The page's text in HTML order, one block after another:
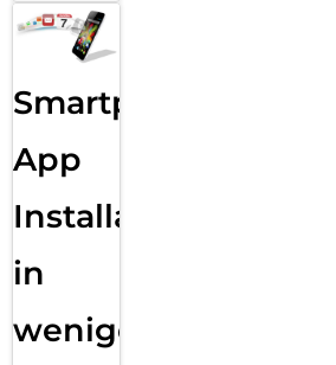
Smartphone
App
Installation
in
wenigen